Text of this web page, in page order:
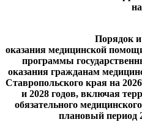
Порядок
оказания медицинской
программы
оказания гражданам
Ставропольского края на
и 2028 годов, включая
обязательного
плановый период